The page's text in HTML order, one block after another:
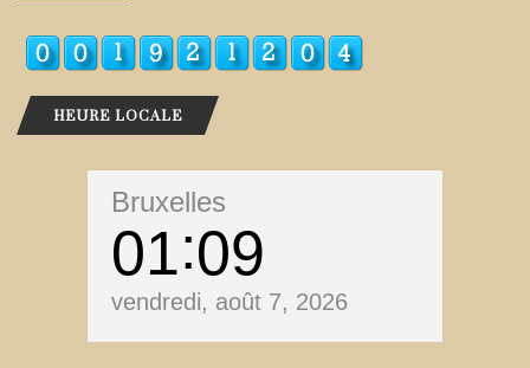
HEURE LOCALE
Bruxelles
01 09
vendredi, août 7, 2026